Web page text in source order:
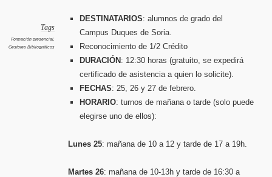
Tags
Formación presencial,
Gestores Bibliográficos
DESTINATARIOS: alumnos de grado del
Campus Duques de Soria.
Reconocimiento de 1/2 Crédito
DURACIÓN: 12:30 horas (gratuito, se expedirá
certificado de asistencia a quien lo solicite).
FECHAS: 25, 26 y 27 de febrero.
HORARIO: turnos de mañana o tarde (solo puede
elegirse uno de ellos):
Lunes 25: mañana de 10 a 12 y tarde de 17 a 19h.
Martes 26: mañana de 10-13h y tarde de 16:30 a